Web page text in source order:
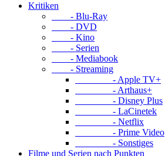
Kritiken
- Blu-Ray
- DVD
- Kino
- Serien
- Mediabook
- Streaming
- Apple TV+
- Arthaus+
- Disney Plus
- LaCinetek
- Netflix
- Prime Video
- Sonstiges
Filme und Serien nach Punkten